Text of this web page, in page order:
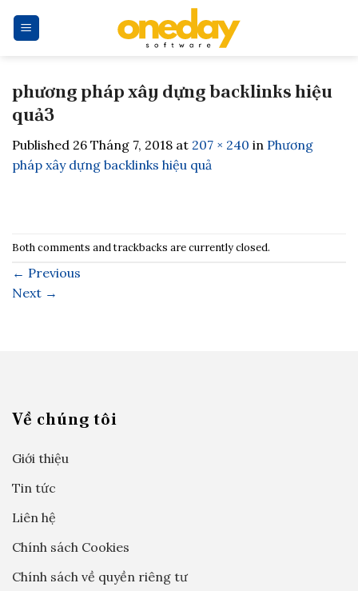
phương pháp xây dựng backlinks hiệu
quả3
Published 26 Tháng 7, 2018 at 207 × 240 in Phương
pháp xây dựng backlinks hiệu quả
Both comments and trackbacks are currently closed.
← Previous
Next →
Về chúng tôi
Giới thiệu
Tin tức
Liên hệ
Chính sách Cookies
Chính sách về quyền riêng tư